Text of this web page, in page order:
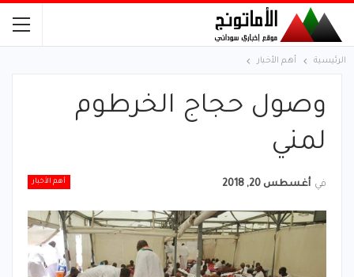
الرئيسية أهم الأخبار
وصول حجاج الخرطوم
لمني
أهم الأخبار في أغسطس 20, 2018